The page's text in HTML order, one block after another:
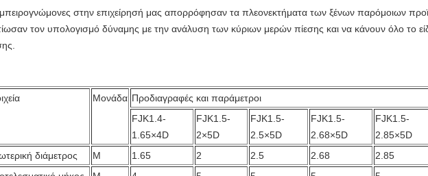
στην επιχείρησή μας απορρόφησαν τα πλεονεκτήματα των ξένων παρόμοιων
τον υπολογισμό δύναμης με την ανάλυση των κύριων μερών πίεσης και να κάνουν όλο το
Μονάδα Προδιαγραφές και παράμετροι
FJK1.4-
1.65×4D
FJK1.5-
2×5D
FJK1.5-
2.5×5D
FJK1.5-
2.68×5D
FJK1.5-
2.85×5D
διάμετρος
Μ 1.65 2 2.5 2.68
2.85